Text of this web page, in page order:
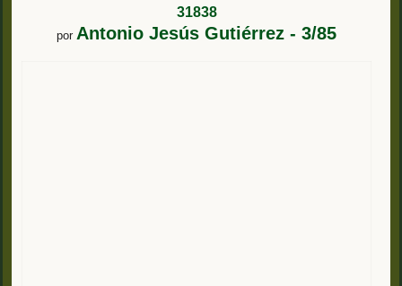
31838
por Antonio Jesús Gutiérrez - 3/85